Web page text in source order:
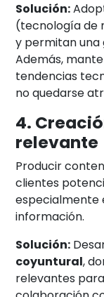
Solución:
(tecnología de
y permitan una
Además,
tendencias
no quedarse
4.
relevante
Producir
clientes
especialmente
información.
Solución:
coyuntural,
relevantes